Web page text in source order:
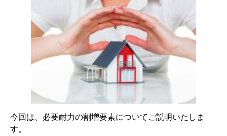
今回は、必要耐力の割増要素についてご説明いたしま
す。